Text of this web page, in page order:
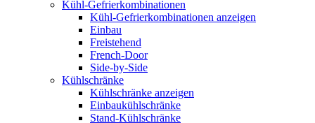
Kühl-Gefrierkombinationen
Kühl-Gefrierkombinationen anzeigen
Einbau
Freistehend
French-Door
Side-by-Side
Kühlschränke
Kühlschränke anzeigen
Einbaukühlschränke
Stand-Kühlschränke